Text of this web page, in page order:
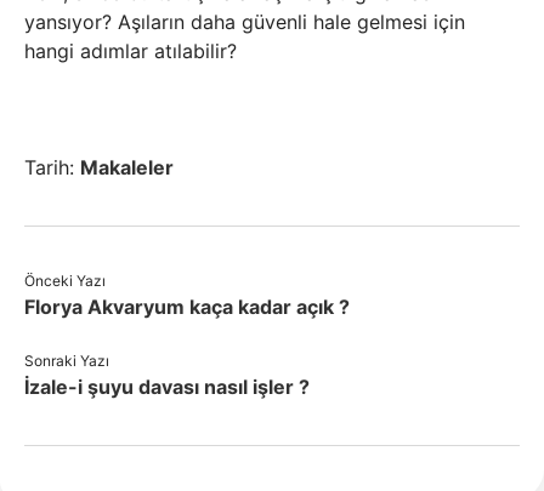
yansıyor? Aşıların daha güvenli hale gelmesi için
hangi adımlar atılabilir?
Tarih: Makaleler
Önceki Yazı
Florya Akvaryum kaça kadar açık ?
Sonraki Yazı
İzale-i şuyu davası nasıl işler ?